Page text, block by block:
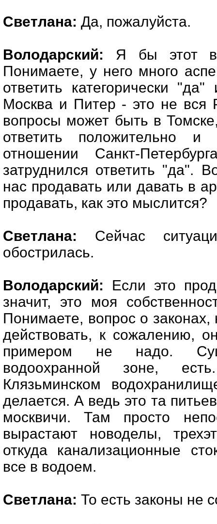
Светлана: Да, пожалуйста.
Володарский: Я бы этот
Понимаете, у него много
ответить категорически
Москва и Питер - это не вся
вопросы может быть в
ответить положительно
отношении Санкт-
затруднился ответить "да".
нас продавать или давать в
продавать, как это мыслится?
Светлана: Сейчас
обострилась.
Володарский: Если это
значит, это моя
Понимаете, вопрос о
действовать, к сожалению,
примером не надо.
водоохранной зоне,
Клязьминском
делается. А ведь это та
москвичи. Там просто
вырастают новоделы,
откуда канализационные
все в водоем.
Светлана: То есть законы не